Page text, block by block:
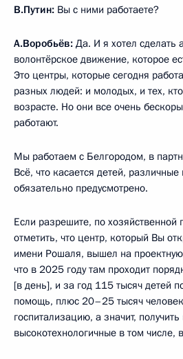
В.Путин: Вы с ними работаете?
А.Воробьёв: Да. И я хотел сделать
волонтёрское движение, которое
Это центры, которые сегодня
разных людей: и молодых, и тех,
возрасте. Но они все очень
работают.
Мы работаем с Белгородом, в
Всё, что касается детей,
обязательно предусмотрено.
Если разрешите, по хозяйственной
отметить, что центр, который Вы
имени Рошаля, вышел на
что в 2025 году там проходит
[в день], и за год 115 тысяч детей
помощь, плюс 20–25 тысяч человек
госпитализацию, а значит,
высокотехнологичные в том